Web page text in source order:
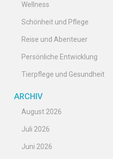
Wellness
Schönheit und Pflege
Reise und Abenteuer
Persönliche Entwicklung
Tierpflege und Gesundheit
ARCHIV
August 2026
Juli 2026
Juni 2026